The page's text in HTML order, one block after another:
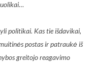
politikai. Kas tie išdavikai,
postas ir patraukė iš
greitojo reagavimo